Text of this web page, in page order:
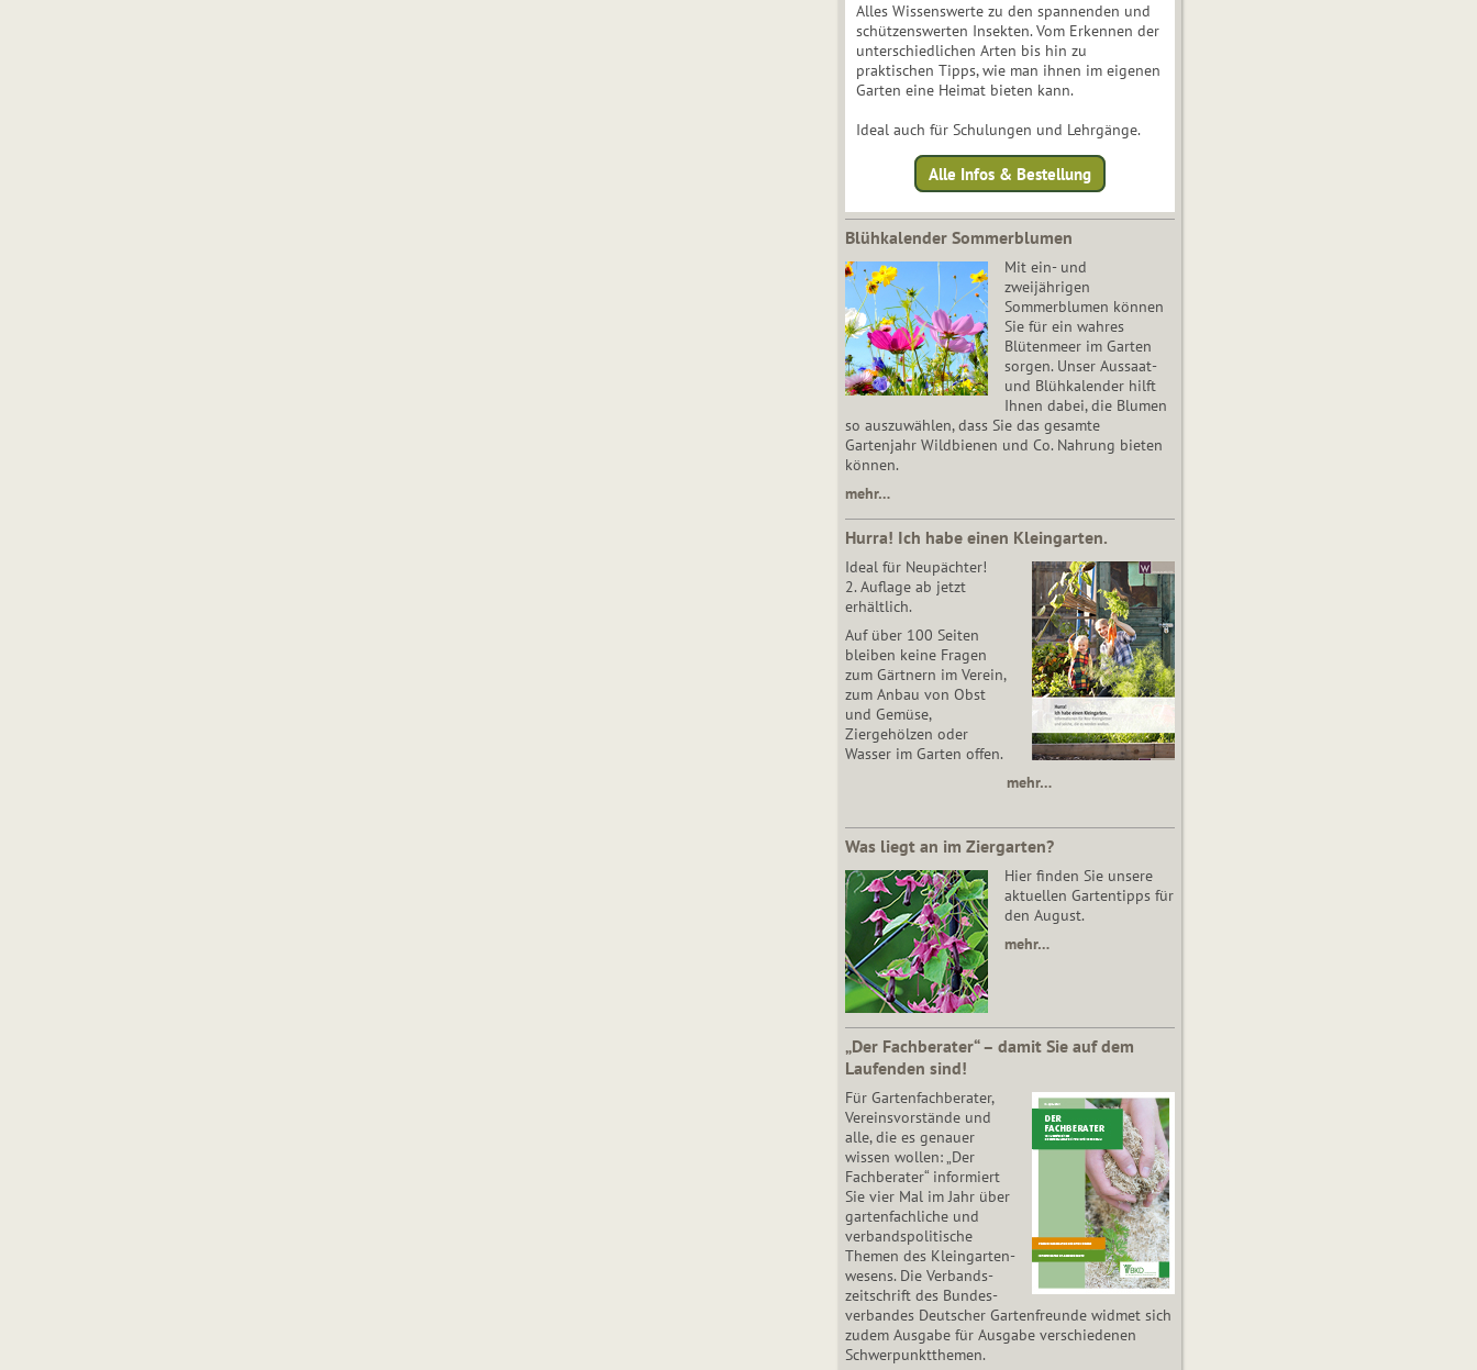
Alles Wissenswerte zu den spannenden und
schützenswerten Insekten. Vom Erkennen der
unterschiedlichen Arten bis hin zu
praktischen Tipps, wie man ihnen im eigenen
Garten eine Heimat bieten kann.
Ideal auch für Schulungen und Lehrgänge.
Alle Infos & Bestellung
Blühkalender Sommerblumen
Mit ein- und
zweijährigen
Sommerblumen können
Sie für ein wahres
Blütenmeer im Garten
sorgen. Unser Aussaat-
und Blühkalender hilft
Ihnen dabei, die Blumen
so auszuwählen, dass Sie das gesamte
Gartenjahr Wildbienen und Co. Nahrung bieten
können.
mehr…
Hurra! Ich habe einen Kleingarten.
Ideal für Neupächter!
2. Auflage ab jetzt
erhältlich.
Auf über 100 Seiten
bleiben keine Fragen
zum Gärtnern im Verein,
zum Anbau von Obst
und Gemüse,
Ziergehölzen oder
Wasser im Garten offen.
mehr…
Was liegt an im Ziergarten?
Hier finden Sie unsere
aktuellen Gartentipps für
den August.
mehr…
„Der Fachberater“ – damit Sie auf dem
Laufenden sind!
Für Gartenfachberater,
Vereinsvorstände und
alle, die es genauer
wissen wollen: „Der
Fachberater“ informiert
Sie vier Mal im Jahr über
gartenfachliche und
verbandspolitische
Themen des Klein­gar­ten­
wesens. Die Ver­bands­
zeit­schrift des Bun­des­
ver­ban­des Deutscher Gartenfreunde widmet sich
zudem Ausgabe für Ausgabe verschiedenen
Schwer­punkt­the­men.